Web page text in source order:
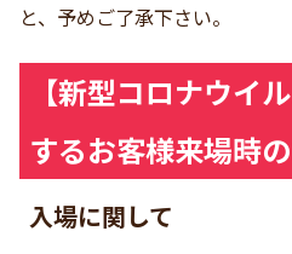
と、予めご了承下さい。
【新型コロナウイ
するお客様来場時の
入場に関して